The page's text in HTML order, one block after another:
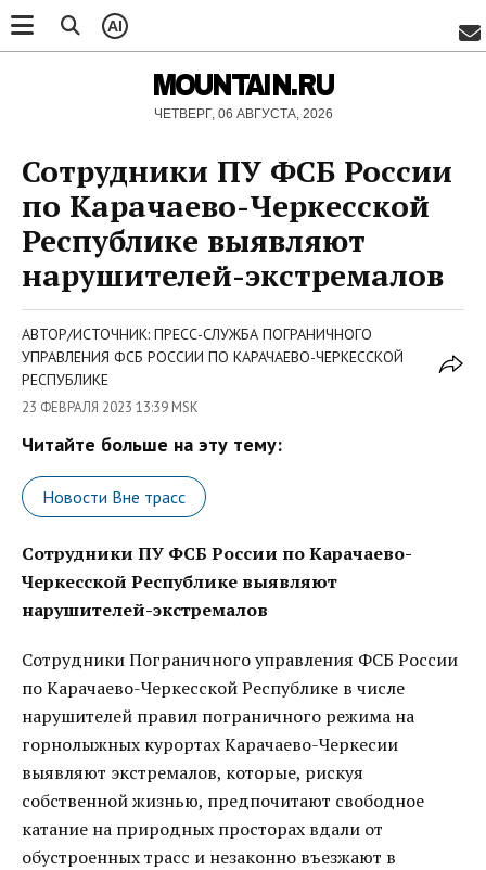
AI
MOUNTAIN.RU
ЧЕТВЕРГ, 06 АВГУСТА, 2026
Сотрудники ПУ ФСБ России
по Карачаево-Черкесской
Республике выявляют
нарушителей-экстремалов
АВТОР/ИСТОЧНИК: ПРЕСС-СЛУЖБА ПОГРАНИЧНОГО
УПРАВЛЕНИЯ ФСБ РОССИИ ПО КАРАЧАЕВО-ЧЕРКЕССКОЙ
РЕСПУБЛИКЕ
23 ФЕВРАЛЯ 2023 13:39 MSK
Читайте больше на эту тему:
Новости Вне трасс
Сотрудники ПУ ФСБ России по Карачаево-
Черкесской Республике выявляют
нарушителей-экстремалов
Сотрудники Пограничного управления ФСБ России
по Карачаево-Черкесской Республике в числе
нарушителей правил пограничного режима на
горнолыжных курортах Карачаево-Черкесии
выявляют экстремалов, которые, рискуя
собственной жизнью, предпочитают свободное
катание на природных просторах вдали от
обустроенных трасс и незаконно въезжают в